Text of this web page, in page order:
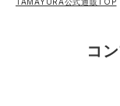
シューズランキング
鉄鋼・機械作業服
コ